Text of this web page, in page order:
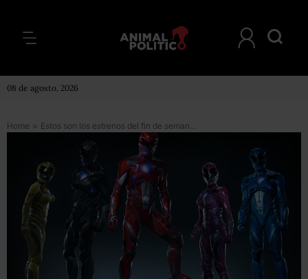
08 de agosto, 2026
Home > Estos son los estrenos del fin de semana, ¿qué esperas para ir al cine?